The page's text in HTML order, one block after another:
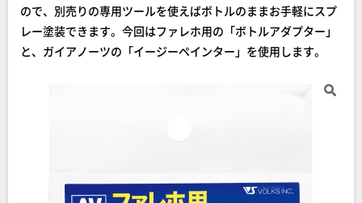
ので、別売りの専用ツールを使えばボトルのままお手軽にスプ
レー塗装できます。今回はファレホ用の「ボトルアダプター」
と、ガイアノーツの「イージーペインター」を使用します。